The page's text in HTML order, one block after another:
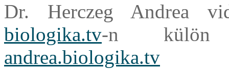
Dr. Herczeg Andrea
biologika.tv-n külön
andrea.biologika.tv